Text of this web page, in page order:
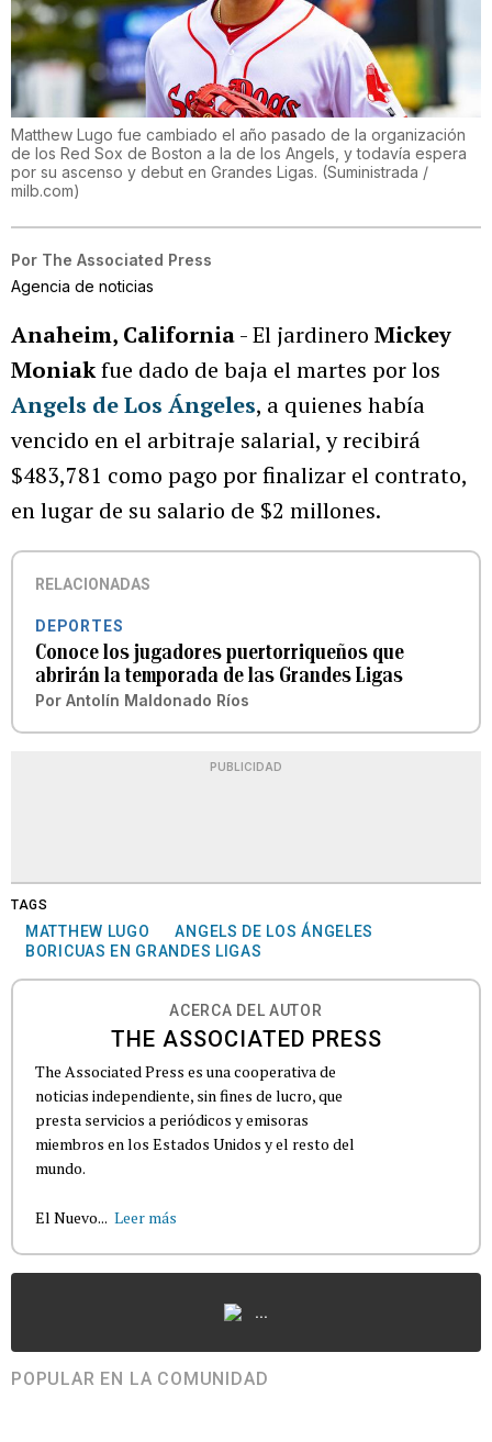
Matthew Lugo fue cambiado el año pasado de la organización
de los Red Sox de Boston a la de los Angels, y todavía espera
por su ascenso y debut en Grandes Ligas. (Suministrada /
milb.com)
Por The Associated Press
Agencia de noticias
Anaheim, California- El jardinero Mickey
Moniakfue dado de baja el martes por los
Angels de Los Ángeles, a quienes había
vencido en el arbitraje salarial, y recibirá
$483,781 como pago por finalizar el contrato,
en lugar de su salario de $2 millones.
RELACIONADAS
DEPORTES
Conoce los jugadores puertorriqueños que
abrirán la temporada de las Grandes Ligas
Por Antolín Maldonado Ríos
PUBLICIDAD
TAGS
MATTHEW LUGO
ANGELS DE LOS ÁNGELES
BORICUAS EN GRANDES LIGAS
ACERCA DEL AUTOR
THE ASSOCIATED PRESS
The Associated Press es una cooperativa de
noticias independiente, sin fines de lucro, que
presta servicios a periódicos y emisoras
miembros en los Estados Unidos y el resto del
mundo.
El Nuevo... Leer más
...
POPULAR EN LA COMUNIDAD